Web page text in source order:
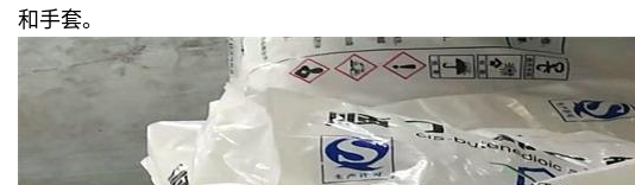
和手套。